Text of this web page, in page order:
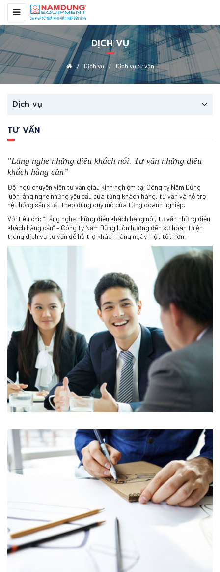
DỊCH VỤ
Dịch vụ Dịch vụ tư vấn
Dịch vụ
TƯ VẤN
"Lắng nghe những điều khách nói. Tư vấn những điều
khách hàng cần”
Đội ngũ chuyên viên tư vấn giàu kinh nghiệm tại Công ty Năm Dũng
luôn lắng nghe những yêu cầu của từng khách hàng, tư vấn và hỗ trợ
hệ thống sản xuất theo đúng quy mô của từng doanh nghiệp.
Với tiêu chí: “Lắng nghe những điều khách hàng nói, tư vấn những điều
khách hàng cần” – Công ty Năm Dũng luôn hướng đến sự hoàn thiện
trong dịch vụ tư vấn để hỗ trợ khách hàng ngày một tốt hơn.